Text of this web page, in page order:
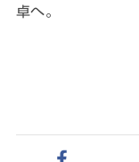
卓へ。